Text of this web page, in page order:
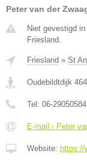
Peter van der
Niet gevestigd
Friesland.
Friesland » St
Oudebildtdijk 464
Tel: 06-29050584
E-mail › Peter
Website: https://